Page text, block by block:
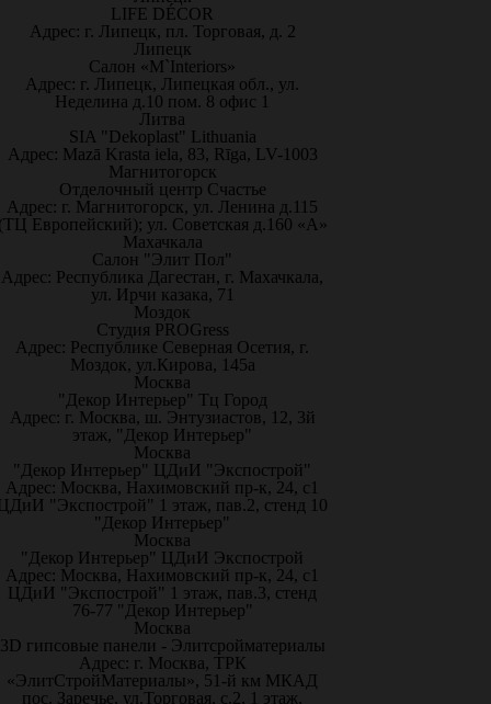
LIFE DÉCOR
Адрес: г. Липецк, пл. Торговая, д. 2
Липецк
Салон «M`Interiors»
Адрес: г. Липецк, Липецкая обл., ул.
Неделина д.10 пом. 8 офис 1
Литва
SIA "Dekoplast" Lithuania
Адрес: Mazā Krasta iela, 83, Rīga, LV-1003
Магнитогорск
Отделочный центр Счастье
Адрес: г. Магнитогорск, ул. Ленина д.115
Европейский); ул. Советская д.160 «А»
Махачкала
Салон "Элит Пол"
Адрес: Республика Дагестан, г. Махачкала,
ул. Ирчи казака, 71
Моздок
Студия PROGress
Адрес: Республике Северная Осетия, г.
Моздок, ул.Кирова, 145а
Москва
"Декор Интерьер" Тц Город
Адрес: г. Москва, ш. Энтузиастов, 12, 3й
этаж, "Декор Интерьер"
Москва
"Декор Интерьер" ЦДиИ "Экспострой"
Адрес: Москва, Нахимовский пр-к, 24, с1
"Экспострой" 1 этаж, пав.2, стенд 10
"Декор Интерьер"
Москва
"Декор Интерьер" ЦДиИ Экспострой
Адрес: Москва, Нахимовский пр-к, 24, с1
ЦДиИ "Экспострой" 1 этаж, пав.3, стенд
76-77 "Декор Интерьер"
Москва
3D гипсовые панели - Элитсройматериалы
Адрес: г. Москва, ТРК
«ЭлитСтройМатериалы», 51-й км МКАД
пос. Заречье, ул.Торговая, с.2, 1 этаж,